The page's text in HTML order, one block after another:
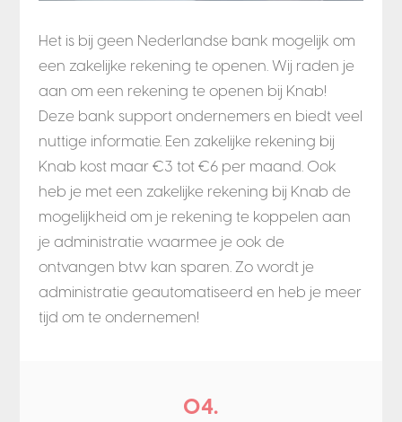
Het is bij geen Nederlandse bank mogelijk om
een zakelijke rekening te openen. Wij raden je
aan om een rekening te openen bij Knab!
Deze bank support ondernemers en biedt veel
nuttige informatie. Een zakelijke rekening bij
Knab kost maar €3 tot €6 per maand. Ook
heb je met een zakelijke rekening bij Knab de
mogelijkheid om je rekening te koppelen aan
je administratie waarmee je ook de
ontvangen btw kan sparen. Zo wordt je
administratie geautomatiseerd en heb je meer
tijd om te ondernemen!
04.